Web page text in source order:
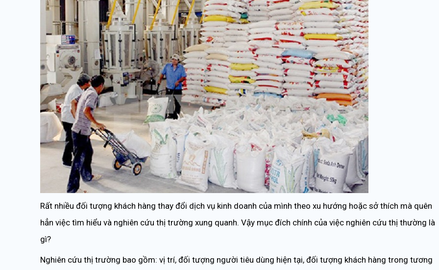
Rất nhiều đối tượng khách hàng thay đổi dịch vụ kinh doanh của mình theo xu hướng hoặc sở thích mà quên
hẳn việc tìm hiểu và nghiên cứu thị trường xung quanh. Vậy mục đích chính của việc nghiên cứu thị thường là
gì?
Nghiên cứu thị trường bao gồm: vị trí, đối tượng người tiêu dùng hiện tại, đối tượng khách hàng trong tương